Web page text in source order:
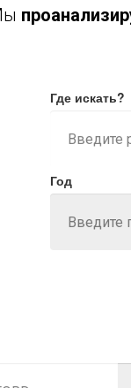
Где искать?
Год